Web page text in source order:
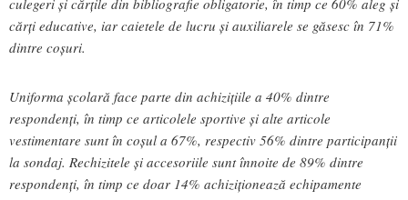
cărți educative, iar caietele de lucru și auxiliarele se găsesc în 71%
dintre coșuri.
Uniforma școlară face parte din achizițiile a 40% dintre
respondenți, în timp ce articolele sportive și alte articole
vestimentare sunt în coșul a 67%, respectiv 56% dintre participanții
la sondaj. Rechizitele și accesoriile sunt înnoite de 89% dintre
respondenți, în timp ce doar 14% achiziționează echipamente